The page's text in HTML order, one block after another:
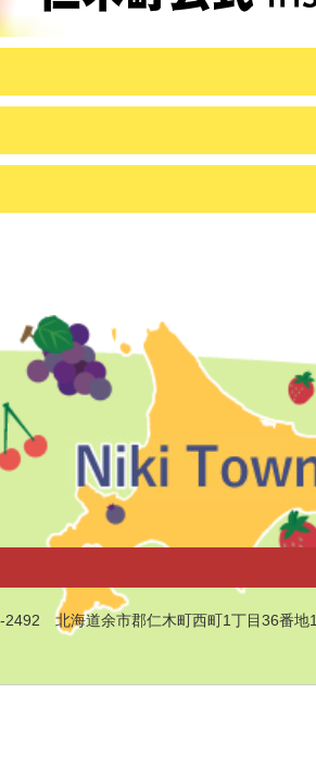
2492 北海道余市郡仁木町西町1丁目36番地1